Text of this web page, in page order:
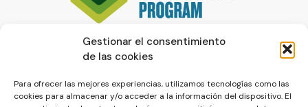
Gestionar el consentimiento
de las cookies
Para ofrecer las mejores experiencias, utilizamos tecnologías como las
cookies para almacenar y/o acceder a la información del dispositivo. El